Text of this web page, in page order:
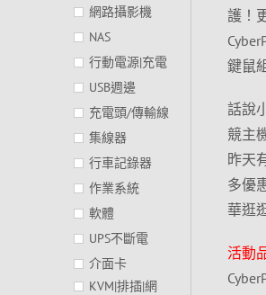
護！
鍵鼠
話說
競主
昨天
多優
華逛
活動
網路攝影機
NAS
行動電源|充電
USB週邊
充電頭/傳輸線
集線器
行車記錄器
作業系統
軟體
UPS不斷電
介面卡
KVM|排插|網